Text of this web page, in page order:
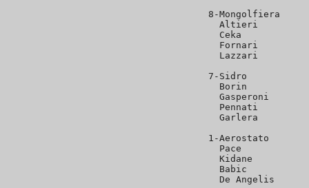
8-Mongolfiera
Altieri
Ceka
Fornari
Lazzari
7-Sidro
Borin
Gasperoni
Pennati
Garlera
1-Aerostato
Pace
Kidane
Babic
De Angelis